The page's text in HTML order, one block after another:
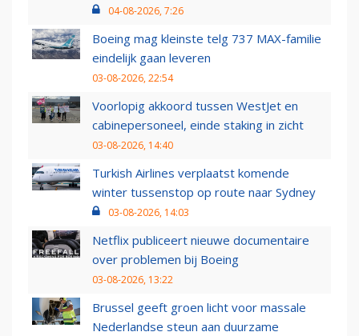
04-08-2026, 7:26
Boeing mag kleinste telg 737 MAX-familie
eindelijk gaan leveren
03-08-2026, 22:54
Voorlopig akkoord tussen WestJet en
cabinepersoneel, einde staking in zicht
03-08-2026, 14:40
Turkish Airlines verplaatst komende
winter tussenstop op route naar Sydney
03-08-2026, 14:03
Netflix publiceert nieuwe documentaire
over problemen bij Boeing
03-08-2026, 13:22
Brussel geeft groen licht voor massale
Nederlandse steun aan duurzame